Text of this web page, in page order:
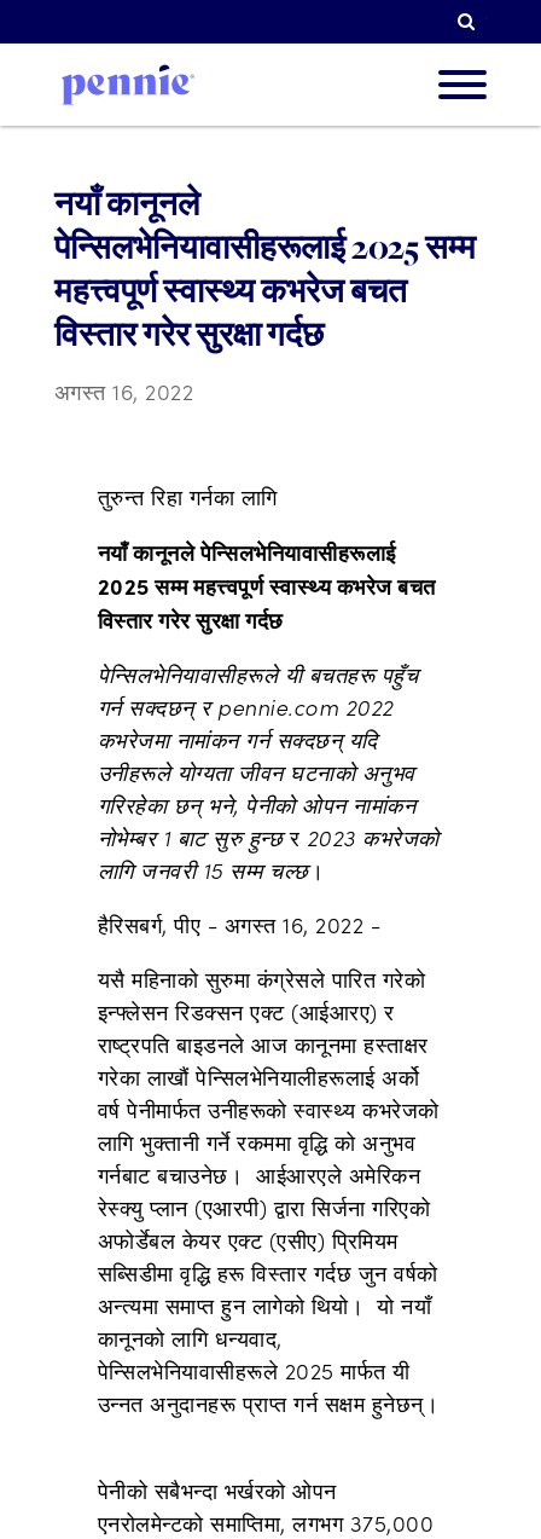
नयाँ कानूनले
पेन्सिलभेनियावासीहरूलाई 2025 सम्म
महत्त्वपूर्ण स्वास्थ्य कभरेज बचत
विस्तार गरेर सुरक्षा गर्दछ
अगस्त 16, 2022
तुरुन्त रिहा गर्नका लागि
नयाँ कानूनले पेन्सिलभेनियावासीहरूलाई
2025 सम्म महत्त्वपूर्ण स्वास्थ्य कभरेज बचत
विस्तार गरेर सुरक्षा गर्दछ
पेन्सिलभेनियावासीहरूले यी बचतहरू पहुँच
गर्न सक्दछन् र pennie.com 2022
कभरेजमा नामांकन गर्न सक्दछन् यदि
उनीहरूले योग्यता जीवन घटनाको अनुभव
गरिरहेका छन् भने, पेनीको ओपन नामांकन
नोभेम्बर 1 बाट सुरु हुन्छर 2023 कभरेजको
लागिजनवरी 15 सम्म चल्छ।
हैरिसबर्ग, पीए - अगस्त 16, 2022 -
यसै महिनाको सुरुमा कंग्रेसले पारित गरेको
इन्फ्लेसन रिडक्सन एक्ट (आईआरए) र
राष्ट्रपति बाइडनलेआज कानूनमा हस्ताक्षर
गरेका लाखौं पेन्सिलभेनियालीहरूलाई अर्को
वर्ष पेनीमार्फत उनीहरूको स्वास्थ्य कभरेजको
लागि भुक्तानी गर्ने रकममा वृद्धि को अनुभव
गर्नबाट बचाउनेछ। आईआरएले अमेरिकन
रेस्क्यु प्लान (एआरपी) द्वारा सिर्जना गरिएको
अफोर्डेबल केयर एक्ट (एसीए) प्रिमियम
सब्सिडीमा वृद्धि हरू विस्तार गर्दछ जुन वर्षको
अन्त्यमा समाप्त हुन लागेको थियो। यो नयाँ
कानूनको लागि धन्यवाद,
पेन्सिलभेनियावासीहरूले 2025 मार्फत यी
उन्नत अनुदानहरू प्राप्त गर्न सक्षम हुनेछन्।
पेनीको सबैभन्दा भर्खरको ओपन
एनरोलमेन्टको समाप्तिमा, लगभग 375,000